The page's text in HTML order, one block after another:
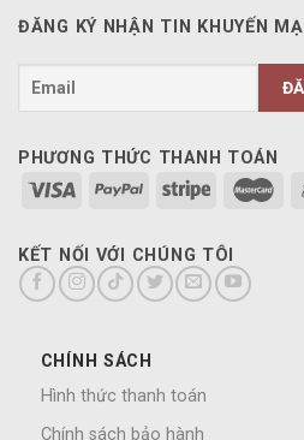
ĐĂNG KÝ NHẬN TIN KHUYẾN MẠI
PHƯƠNG THỨC THANH TOÁN
KẾT NỐI VỚI CHÚNG TÔI
CHÍNH SÁCH
Hình thức thanh toán
Chính sách bảo hành